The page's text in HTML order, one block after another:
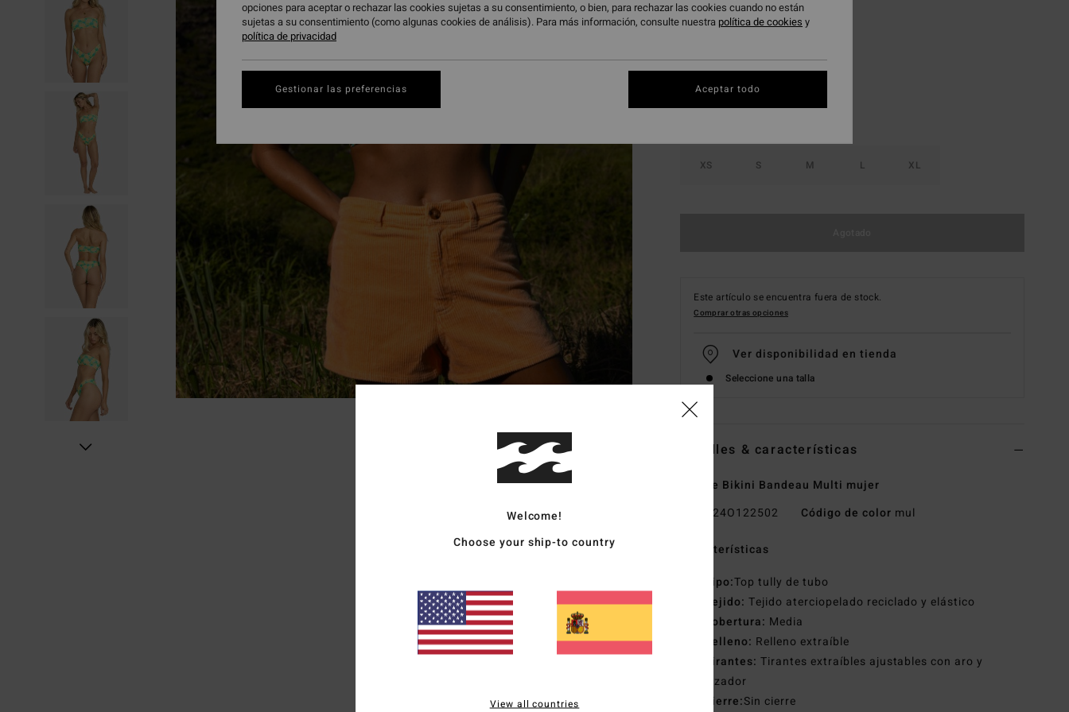
XS S M L XL
Este artículo se encuentra fuera de stock.
Comprar otras opciones
Ver disponibilidad en tienda
Seleccione una talla
Detalles & características
Top de Bikini Bandeau Multi mujer
24O122502 Código de color mul
Características
Tipo:Top tully de tubo
Tejido: Tejido aterciopelado reciclado y elástico
Cobertura: Media
Relleno: Relleno extraíble
Tirantes: Tirantes extraíbles ajustables con aro y
deslizador
Cierre:Sin cierre
Welcome!
Choose your ship-to country
View all countries
opciones para aceptar o rechazar las cookies sujetas a su consentimiento, o bien, para rechazar las cookies cuando no están
sujetas a su consentimiento (como algunas cookies de análisis). Para más información, consulte nuestra política de cookies y
política de privacidad
Gestionar las preferencias Aceptar todo